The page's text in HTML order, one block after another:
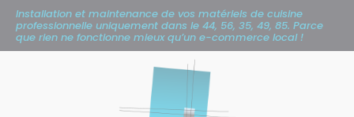
Installation et maintenance de vos matériels de cuisine
professionnelle uniquement dans le 44, 56, 35, 49, 85. Parce
que rien ne fonctionne mieux qu’un e-commerce local !
Panneau de gestion des cookies